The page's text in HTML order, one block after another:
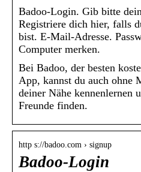
Badoo-Login. Gib bitte
Registriere dich hier, falls
bist. E-Mail-Adresse.
Computer merken.
Bei Badoo, der besten
App, kannst du auch ohne
deiner Nähe kennenlernen
Freunde finden.
http s://badoo.com › signup
Badoo-Login